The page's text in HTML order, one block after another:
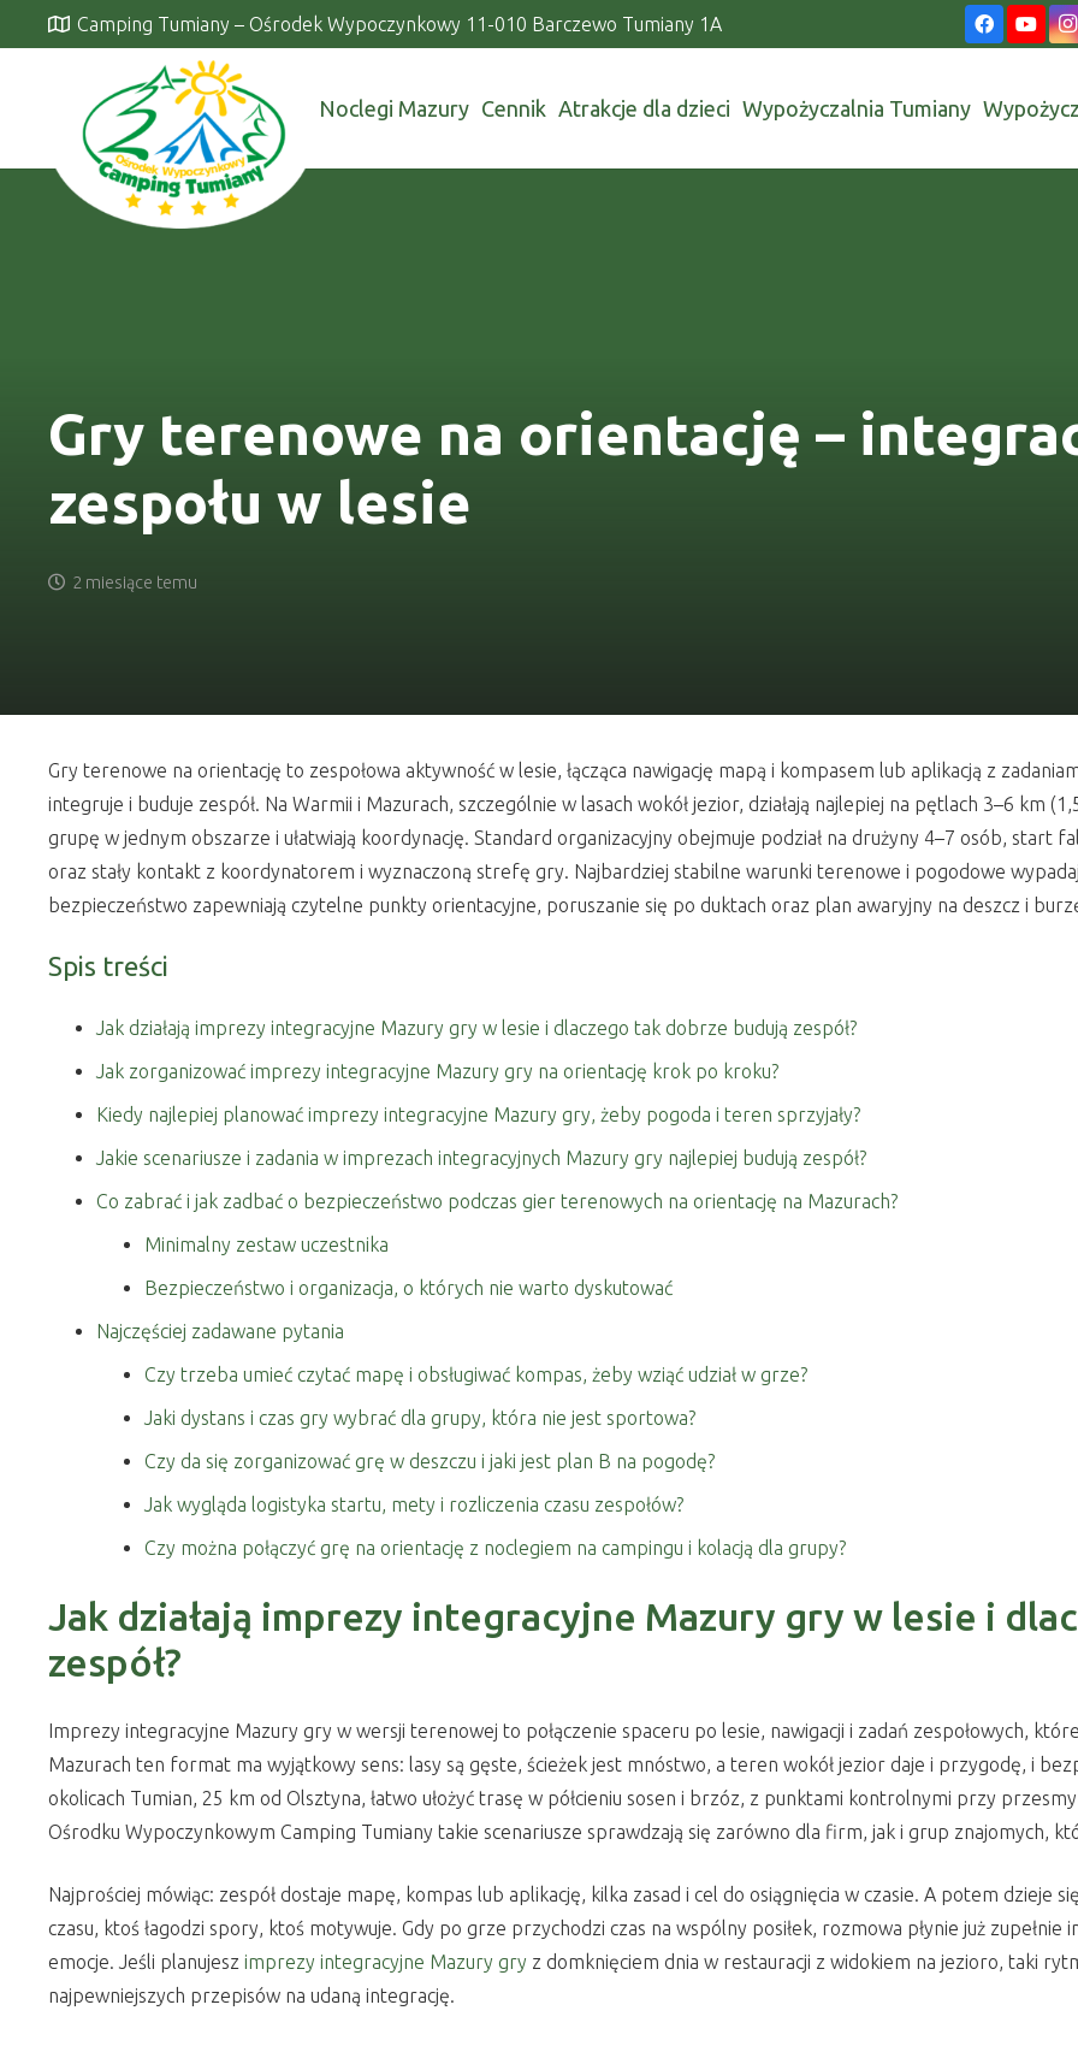
Camping Tumiany – Ośrodek Wypoczynkowy 11-010 Barczewo Tumiany 1A
Noclegi Mazury Cennik Atrakcje dla dzieci Wypożyczalnia Tumiany
Gry terenowe na orientację –
zespołu w lesie
2 miesiące temu
Gry terenowe na orientację to zespołowa aktywność w lesie, łącząca nawigację mapą i kompasem lub aplikacją z
integruje i buduje zespół. Na Warmii i Mazurach, szczególnie w lasach wokół jezior, działają najlepiej na pętlach 3–6 km
grupę w jednym obszarze i ułatwiają koordynację. Standard organizacyjny obejmuje podział na drużyny 4–7 osób, start
oraz stały kontakt z koordynatorem i wyznaczoną strefę gry. Najbardziej stabilne warunki terenowe i pogodowe
bezpieczeństwo zapewniają czytelne punkty orientacyjne, poruszanie się po duktach oraz plan awaryjny na deszcz i
Spis treści
Jak działają imprezy integracyjne Mazury gry w lesie i dlaczego tak dobrze budują zespół?
Jak zorganizować imprezy integracyjne Mazury gry na orientację krok po kroku?
Kiedy najlepiej planować imprezy integracyjne Mazury gry, żeby pogoda i teren sprzyjały?
Jakie scenariusze i zadania w imprezach integracyjnych Mazury gry najlepiej budują zespół?
Co zabrać i jak zadbać o bezpieczeństwo podczas gier terenowych na orientację na Mazurach?
Minimalny zestaw uczestnika
Bezpieczeństwo i organizacja, o których nie warto dyskutować
Najczęściej zadawane pytania
Czy trzeba umieć czytać mapę i obsługiwać kompas, żeby wziąć udział w grze?
Jaki dystans i czas gry wybrać dla grupy, która nie jest sportowa?
Czy da się zorganizować grę w deszczu i jaki jest plan B na pogodę?
Jak wygląda logistyka startu, mety i rozliczenia czasu zespołów?
Czy można połączyć grę na orientację z noclegiem na campingu i kolacją dla grupy?
Jak działają imprezy integracyjne Mazury gry w lesie i
zespół?
Imprezy integracyjne Mazury gry w wersji terenowej to połączenie spaceru po lesie, nawigacji i zadań zespołowych,
Mazurach ten format ma wyjątkowy sens: lasy są gęste, ścieżek jest mnóstwo, a teren wokół jezior daje i przygodę, i
okolicach Tumian, 25 km od Olsztyna, łatwo ułożyć trasę w półcieniu sosen i brzóz, z punktami kontrolnymi przy
Ośrodku Wypoczynkowym Camping Tumiany takie scenariusze sprawdzają się zarówno dla firm, jak i grup znajomych,
Najprościej mówiąc: zespół dostaje mapę, kompas lub aplikację, kilka zasad i cel do osiągnięcia w czasie. A potem dzieje
czasu, ktoś łagodzi spory, ktoś motywuje. Gdy po grze przychodzi czas na wspólny posiłek, rozmowa płynie już zupełnie
emocje. Jeśli planujesz imprezy integracyjne Mazury gry z domknięciem dnia w restauracji z widokiem na jezioro, taki
najpewniejszych przepisów na udaną integrację.